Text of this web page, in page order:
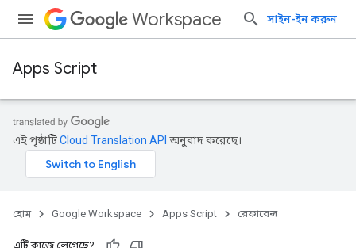
Workspace সাইন-ইন করুন
Apps Script
এই পৃষ্ঠাটিCloud Translation API অনুবাদ করেছে।
হোম Google Workspace Apps Script রেফারেন্স
এটি কাজে লেগেছে?